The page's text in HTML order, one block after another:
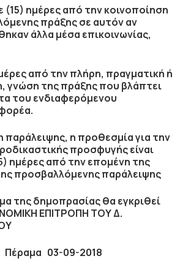
(15) ημέρες από την κοινοποίηση
πράξης σε αυτόν αν
άλλα μέσα επικοινωνίας,
από την πλήρη, πραγματική ή
γνώση της πράξης που βλάπτει
του ενδιαφερόμενου
παράλειψης, η προθεσμία για την
προσφυγής είναι
ημέρες από την επομένη της
προσβαλλόμενης παράλειψης
της δημοπρασίας θα εγκριθεί
ΕΠΙΤΡΟΠΗ ΤΟΥ Δ.
Πέραμα 03-09-2018